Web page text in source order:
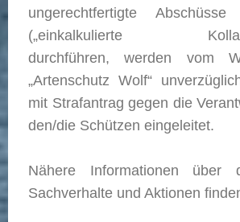
ungerechtfertigte
(„einkalkulierte
durchführen, werden vom
„Artenschutz Wolf“
mit Strafantrag gegen die
den/die Schützen eingeleitet.
Nähere Informationen über
Sachverhalte und Aktionen